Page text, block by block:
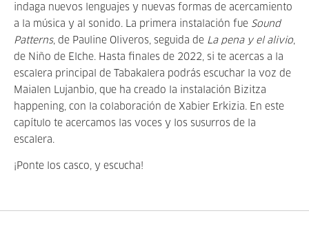
indaga nuevos lenguajes y nuevas formas de acercamiento
a la música y al sonido. La primera instalación fue Sound
Patterns, de Pauline Oliveros, seguida de La pena y el alivio,
de Niño de Elche. Hasta finales de 2022, si te acercas a la
escalera principal de Tabakalera podrás escuchar la voz de
Maialen Lujanbio, que ha creado la instalación Bizitza
happening, con la colaboración de Xabier Erkizia. En este
capítulo te acercamos las voces y los susurros de la
escalera.
¡Ponte los casco, y escucha!